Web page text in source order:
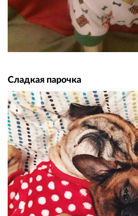
Сладкая парочка